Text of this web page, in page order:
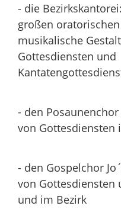
- die
großen
musikalische
Gottesdiensten und
- den
von Gottesdiensten
- den Gospelchor
von Gottesdiensten
und im Bezirk